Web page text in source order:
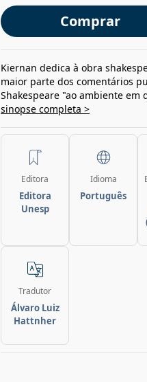
Comprar
Kiernan dedica à obra
maior parte dos comentários
Shakespeare "ao ambiente
sinopse completa >
Editora
Editora
Unesp
Idioma
Português
Tradutor
Álvaro Luiz
Hattnher